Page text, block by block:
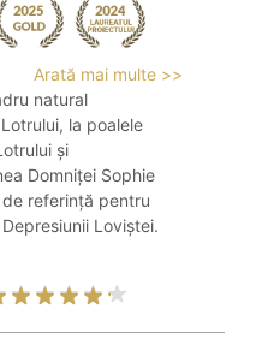
Arată mai multe >>
natural
la poalele
și
Domniței Sophie
referință pentru
Loviștei.